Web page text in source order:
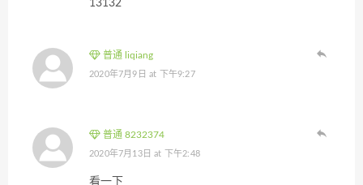
13132
普通 liqiang
2020年7月9日 at 下午9:27
普通 8232374
2020年7月13日 at 下午2:48
看一下